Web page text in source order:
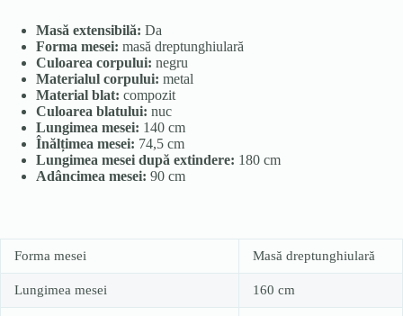
Masă extensibilă: Da
Forma mesei: masă dreptunghiulară
Culoarea corpului: negru
Materialul corpului: metal
Material blat: compozit
Culoarea blatului: nuc
Lungimea mesei: 140 cm
Înălțimea mesei: 74,5 cm
Lungimea mesei după extindere: 180 cm
Adâncimea mesei: 90 cm
Forma mesei Masă dreptunghiulară
Lungimea mesei 160 cm